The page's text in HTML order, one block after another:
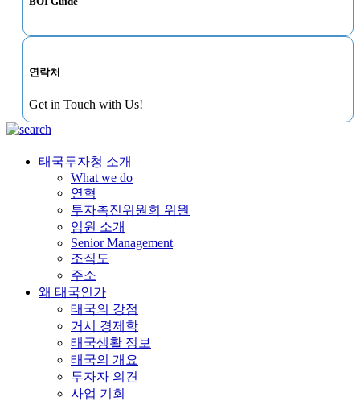
연락처
Get in Touch with Us!
태국투자청 소개
What we do
연혁
투자촉진위원회 위원
임원 소개
Senior Management
조직도
주소
왜 태국인가
태국의 강점
거시 경제학
태국생활 정보
태국의 개요
투자자 의견
사업 기회